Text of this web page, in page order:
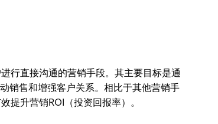
行直接沟通的营销手段。其主要目标是通
销售和增强客户关系。相比于其他营销手
提升营销ROI（投资回报率）。